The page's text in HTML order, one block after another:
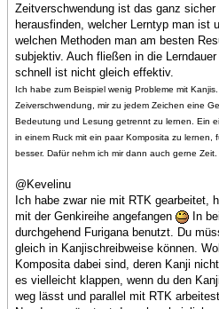
Zeitverschwendung ist das ganz
herausfinden, welcher Lerntyp man ist
welchen Methoden man am besten
subjektiv. Auch fließen in die
schnell ist nicht gleich effektiv.
Ich habe zum Beispiel wenig Probleme mit
Zeiverschwendung, mir zu jedem Zeichen eine
Bedeutung und Lesung getrennt zu lernen. Ein
in einem Ruck mit ein paar Komposita zu lernen,
besser. Dafür nehm ich mir dann auch gerne Zeit.
@Kevelinu
Ich habe zwar nie mit RTK gearbeitet,
mit der Genkireihe angefangen
In
durchgehend Furigana benutzt. Du
gleich in Kanjischreibweise können.
Komposita dabei sind, deren Kanji
es vielleicht klappen, wenn du den
weg lässt und parallel mit RTK arbeitest.